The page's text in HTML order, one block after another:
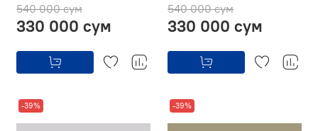
540 000 сум
330 000 сум
540 000 сум
330 000 сум
-39% -39%